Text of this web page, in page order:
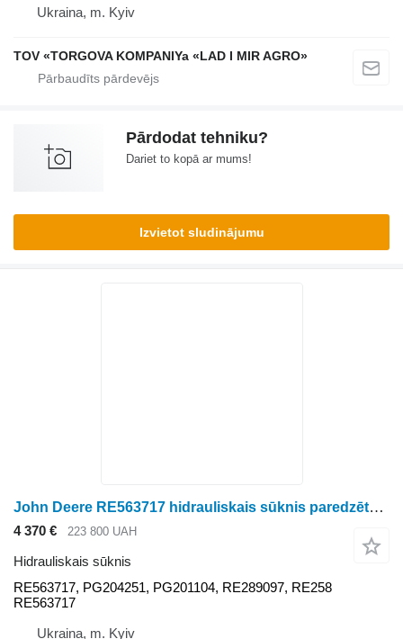
Ukraina, m. Kyiv
TOV «TORGOVA KOMPANIYa «LAD I MIR AGRO»
Pārdodat tehniku?
Dariet to kopā ar mums!
Izvietot sludinājumu
John Deere RE563717 hidrauliskais sūknis paredzēts John Deere riteņtraktora
4 370 € 223 800 UAH
Hidrauliskais sūknis
RE563717, PG204251, PG201104, RE289097, RE258
RE563717
Ukraina, m. Kyiv